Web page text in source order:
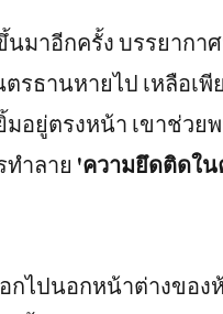
นมาอีกครั้ง บรรยากา
รธานหายไป เหลือเพี
อยู่ตรงหน้า เขาช่วย
ทำลาย 'ความยึดติดใน
กไปนอกหน้าต่างขอ